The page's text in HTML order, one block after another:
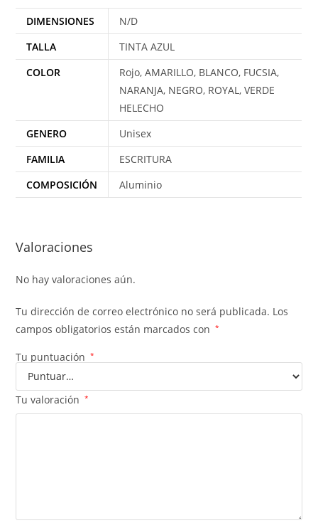
DIMENSIONES
N/D
TALLA
TINTA AZUL
COLOR
Rojo, AMARILLO, BLANCO, FUCSIA,
NARANJA, NEGRO, ROYAL, VERDE
HELECHO
GENERO
Unisex
FAMILIA
ESCRITURA
COMPOSICIÓN
Aluminio
Valoraciones
No hay valoraciones aún.
Tu dirección de correo electrónico no será publicada. Los
campos obligatorios están marcados con
*
Tu puntuación *
Tu valoración *